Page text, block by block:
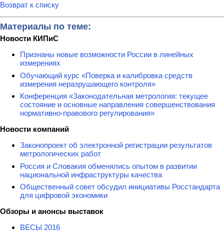
Возврат к списку
Материалы по теме:
Новости КИПиС
Признаны новые возможности России в линейных
измерениях
Обучающий курс «Поверка и калибровка средств
измерения неразрушающего контроля»
Конференция «Законодательная метрология: текущее
состояние и основные направления совершенствования
нормативно-правового регулирования»
Новости компаний
Законопроект об электронной регистрации результатов
метрологических работ
Россия и Словакия обменялись опытом в развитии
национальной инфраструктуры качества
Общественный совет обсудил инициативы Росстандарта
для цифровой экономики
Обзоры и анонсы выставок
ВЕСЫ 2016